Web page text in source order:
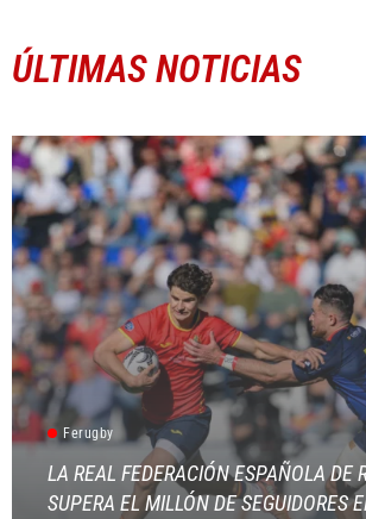
ÚLTIMAS NOTICIAS
Ferugby
LA REAL FEDERACIÓN ESPAÑOLA DE
SUPERA EL MILLÓN DE SEGUIDORES